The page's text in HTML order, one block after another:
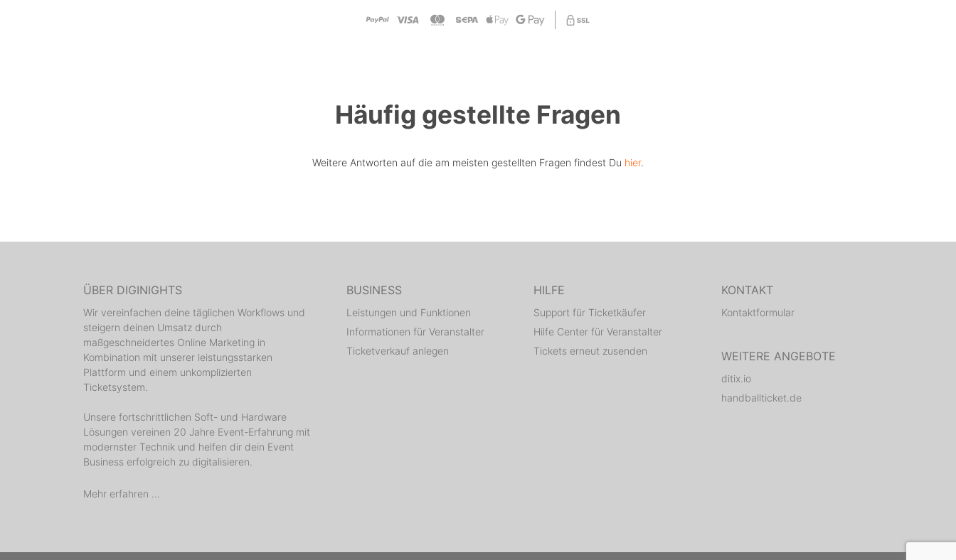
Häufig gestellte Fragen
Weitere Antworten auf die am meisten gestellten Fragen findest Du hier.
ÜBER DIGINIGHTS
Wir vereinfachen deine täglichen Workflows und
steigern deinen Umsatz durch
maßgeschneidertes Online Marketing in
Kombination mit unserer leistungsstarken
Plattform und einem unkomplizierten
Ticketsystem.
Unsere fortschrittlichen Soft- und Hardware
Lösungen vereinen 20 Jahre Event-Erfahrung mit
modernster Technik und helfen dir dein Event
Business erfolgreich zu digitalisieren.
Mehr erfahren ...
BUSINESS
Leistungen und Funktionen
Informationen für Veranstalter
Ticketverkauf anlegen
HILFE
Support für Ticketkäufer
Hilfe Center für Veranstalter
Tickets erneut zusenden
KONTAKT
Kontaktformular
WEITERE ANGEBOTE
ditix.io
handballticket.de